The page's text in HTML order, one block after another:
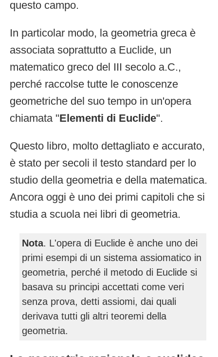
questo campo.
In particolar modo, la geometria greca è
associata soprattutto a Euclide, un
matematico greco del III secolo a.C.,
perché raccolse tutte le conoscenze
geometriche del suo tempo in un'opera
chiamata "Elementi di Euclide".
Questo libro, molto dettagliato e accurato,
è stato per secoli il testo standard per lo
studio della geometria e della matematica.
Ancora oggi è uno dei primi capitoli che si
studia a scuola nei libri di geometria.
Nota. L'opera di Euclide è anche uno dei
primi esempi di un sistema assiomatico in
geometria, perché il metodo di Euclide si
basava su principi accettati come veri
senza prova, detti assiomi, dai quali
derivava tutti gli altri teoremi della
geometria.